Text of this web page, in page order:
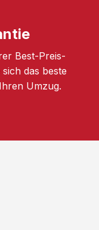
Best-Preis-
das beste
Umzug.